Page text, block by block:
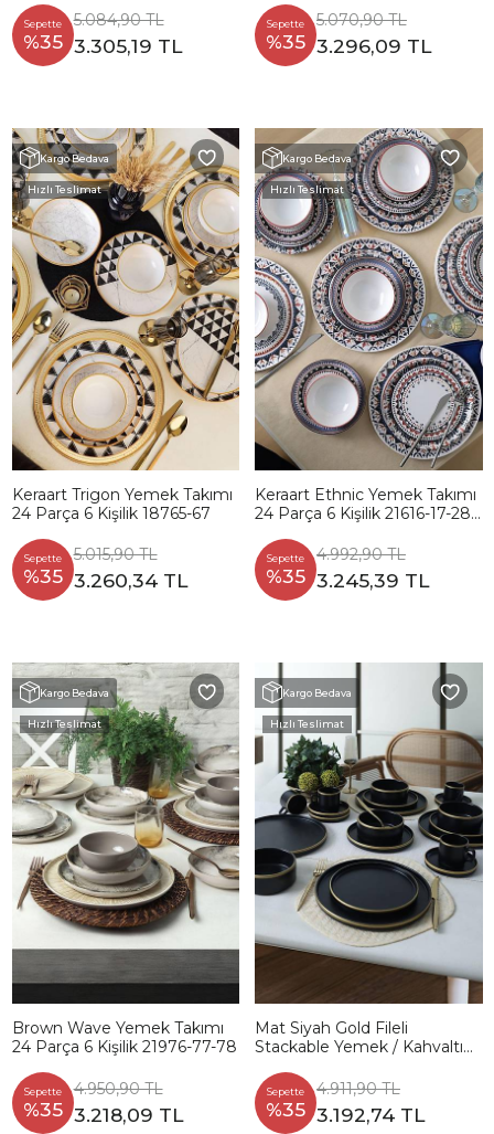
Sepette
%35
5.084,90 TL
3.305,19 TL
Sepette
%35
5.070,90 TL
3.296,09 TL
Kargo Bedava
Hızlı Teslimat
Keraart Trigon Yemek Takımı
24 Parça 6 Kişilik 18765-67
Sepette
%35
5.015,90 TL
3.260,34 TL
Kargo Bedava
Hızlı Teslimat
Keraart Ethnic Yemek Takımı
24 Parça 6 Kişilik 21616-17-28-
Sepette
%35
4.992,90 TL
3.245,39 TL
Kargo Bedava
Hızlı Teslimat
Brown Wave Yemek Takımı
24 Parça 6 Kişilik 21976-77-78
Sepette
%35
4.950,90 TL
3.218,09 TL
Kargo Bedava
Hızlı Teslimat
Mat Siyah Gold Fileli
Stackable Yemek / Kahvaltı
Sepette
%35
4.911,90 TL
3.192,74 TL